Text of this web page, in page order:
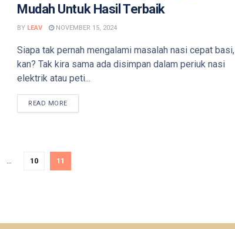
Mudah Untuk Hasil Terbaik
BY LEAV NOVEMBER 15, 2024
Siapa tak pernah mengalami masalah nasi cepat basi,
kan? Tak kira sama ada disimpan dalam periuk nasi
elektrik atau peti...
READ MOREDETAILS
10 11